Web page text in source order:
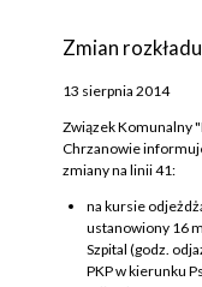
Zmian
13 sierpnia 2014
Związek Komunalny
Chrzanowie
zmiany na linii 41:
na kursie
ustanowiony 16
Szpital (godz.
PKP w kierunku